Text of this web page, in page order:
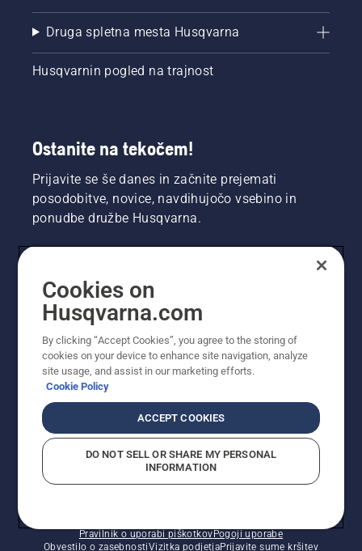
Druga spletna mesta Husqvarna
Husqvarnin pogled na trajnost
Ostanite na tekočem!
Prijavite se še danes in začnite prejemati
posodobitve, novice, navdihujočo vsebino in
ponudbe družbe Husqvarna.
Pravilnik o uporabi piškotkovPogoji uporabe
Obvestilo o zasebnostiVizitka podjetjaPrijavite sume kršitev
Cookies on
Husqvarna.com
By clicking “Accept Cookies”, you agree to the storing of
cookies on your device to enhance site navigation, analyze
site usage, and assist in our marketing efforts.
Cookie Policy
ACCEPT COOKIES
DO NOT SELL OR SHARE MY PERSONAL
INFORMATION